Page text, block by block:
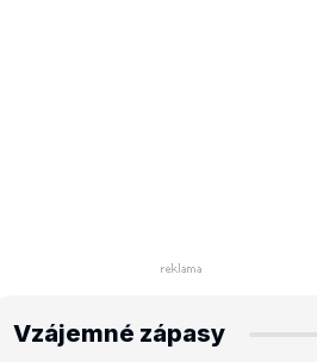
Vzájemné zápasy